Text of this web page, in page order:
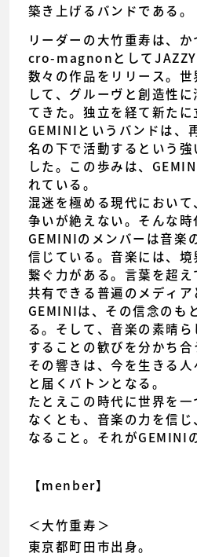
築き上げるバンドである。
リーダーの大竹重寿は、
cro-magnonとしてJAZZY
数々の作品をリリース。
して、グルーヴと創造性
てきた。独立を経て新た
GEMINIというバンドは、
名の下で活動するという
した。この歩みは、
れている。
混迷を極める現代において
争いが絶えない。そんな時
GEMINIのメンバーは音楽
信じている。音楽には、
繋ぐ力がある。言葉を超
共有できる普遍のメディ
GEMINIは、その信念のも
る。そして、音楽の素晴
することの歓びを分かち合
その響きは、今を生きる
と届くバトンとなる。
たとえこの時代に世界を
なくとも、音楽の力を信
なること。それがGEMINI
【menber】
＜大竹重寿＞
東京都町田市出身。